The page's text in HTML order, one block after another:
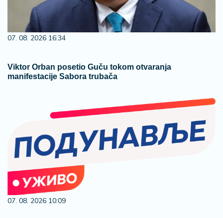
07. 08. 2026 16:34
Viktor Orban posetio Guču tokom otvaranja
manifestacije Sabora trubača
07. 08. 2026 10:09